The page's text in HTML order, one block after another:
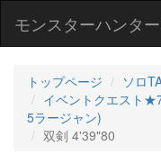
モンスターハンタ
トップページ
ソロ
イベントクエスト
5ラージャン)
双剣 4'39"80